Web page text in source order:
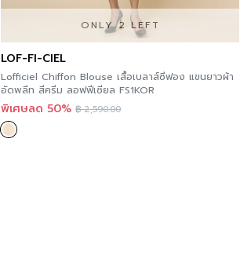
ONLY 2 LEFT
LOF-FI-CIEL
Lofficiel Chiffon Blouse เสื้อเบลาส์ซีฟอง แขนยาวผ้า
อัดพลีท สีครีม ลอฟฟีเซียล FS1KOR
พิเศษลด 50% ฿2,590.00